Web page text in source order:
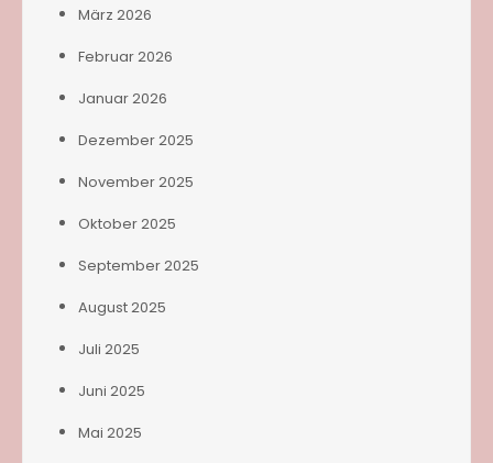
März 2026
Februar 2026
Januar 2026
Dezember 2025
November 2025
Oktober 2025
September 2025
August 2025
Juli 2025
Juni 2025
Mai 2025